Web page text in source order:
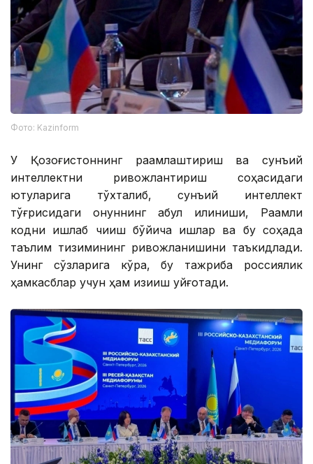
Фото: Kazinform
У Қозоғистоннинг рақамлаштириш ва сунъий
интеллектни ривожлантириш соҳасидаги
ютуқларига тўхталиб, сунъий интеллект
тўғрисидаги қонуннинг қабул қилиниши, Рақамли
кодни ишлаб чиқиш бўйича ишлар ва бу соҳада
таълим тизимининг ривожланишини таъкидлади.
Унинг сўзларига кўра, бу тажриба россиялик
ҳамкасблар учун ҳам қизиқиш уйғотади.